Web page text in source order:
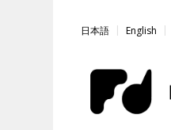
日本語 English